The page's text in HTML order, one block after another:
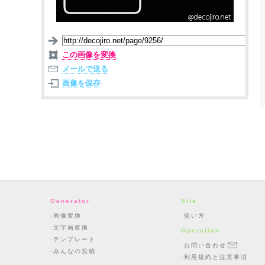
この画像を変換
メールで送る
画像を保存
Generator
画像変換
文字画変換
テンプレート
みんなの投稿
Site
使い方
Operation
お問い合わせ
利用規約と注意事項